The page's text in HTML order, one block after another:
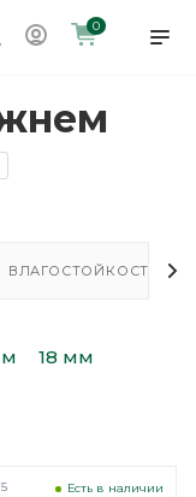
0
ВЛАГОСТОЙКОСТЬ
18 мм
Есть в наличии